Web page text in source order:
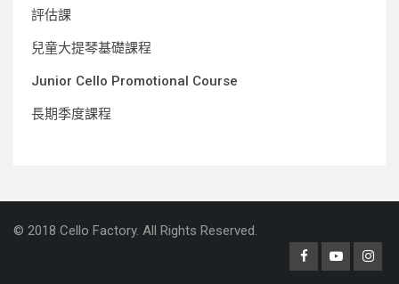
評估課
兒童大提琴基礎課程
Junior Cello Promotional Course
長期季度課程
© 2018 Cello Factory. All Rights Reserved.